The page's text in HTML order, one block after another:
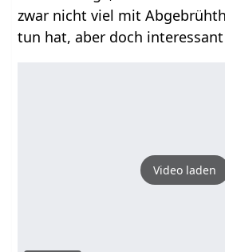
zwar nicht viel mit
tun hat, aber doch
Video laden